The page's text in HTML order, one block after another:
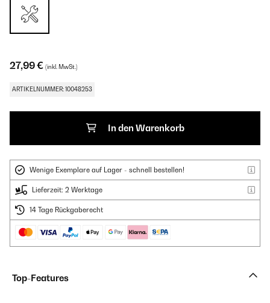
27,99 € (inkl. MwSt.)
ARTIKELNUMMER: 10048253
In den Warenkorb
Wenige Exemplare auf Lager - schnell bestellen!
Lieferzeit: 2 Werktage
14 Tage Rückgaberecht
Top-Features